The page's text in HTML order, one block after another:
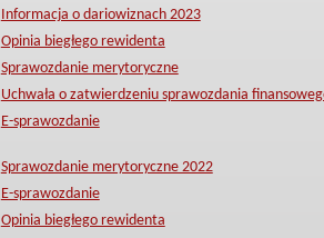
Informacja o dariowiznach 2023
Opinia biegłego rewidenta
Sprawozdanie merytoryczne
Uchwała o zatwierdzeniu sprawozdania
E-sprawozdanie
Sprawozdanie merytoryczne 2022
E-sprawozdanie
Opinia biegłego rewidenta